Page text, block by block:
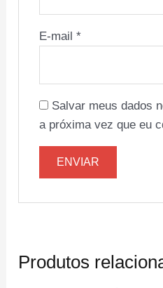
E-mail *
Salvar meus dados
a próxima vez que eu
Produtos